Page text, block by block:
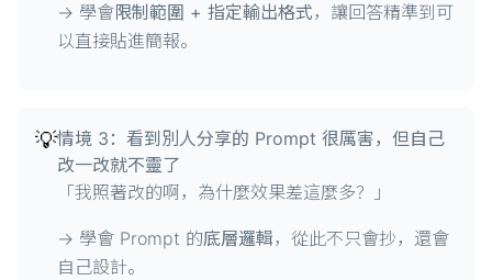
→ 學會限制範圍 + 指定輸出格式，讓回答精準到可
以直接貼進簡報。
💡情境 3：看到別人分享的 Prompt 很厲害，但自己
改一改就不靈了
「我照著改的啊，為什麼效果差這麼多？」
→ 學會 Prompt 的底層邏輯，從此不只會抄，還會
自己設計。